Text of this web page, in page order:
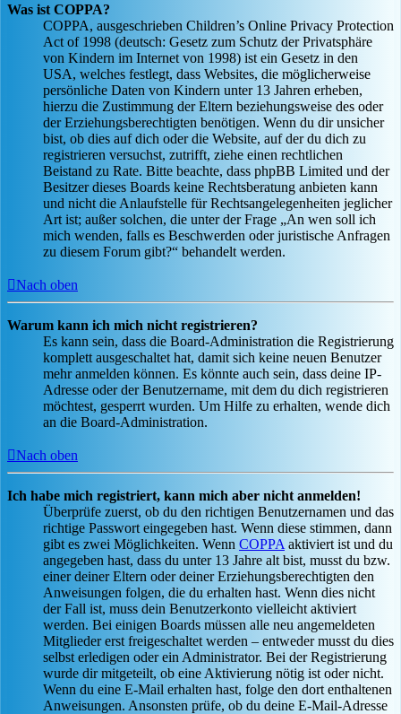
Was ist COPPA?
COPPA, ausgeschrieben Children’s Online Privacy Protection
Act of 1998 (deutsch: Gesetz zum Schutz der Privatsphäre
von Kindern im Internet von 1998) ist ein Gesetz in den
USA, welches festlegt, dass Websites, die möglicherweise
persönliche Daten von Kindern unter 13 Jahren erheben,
hierzu die Zustimmung der Eltern beziehungsweise des oder
der Erziehungsberechtigten benötigen. Wenn du dir unsicher
bist, ob dies auf dich oder die Website, auf der du dich zu
registrieren versuchst, zutrifft, ziehe einen rechtlichen
Beistand zu Rate. Bitte beachte, dass phpBB Limited und der
Besitzer dieses Boards keine Rechtsberatung anbieten kann
und nicht die Anlaufstelle für Rechtsangelegenheiten jeglicher
Art ist; außer solchen, die unter der Frage „An wen soll ich
mich wenden, falls es Beschwerden oder juristische Anfragen
zu diesem Forum gibt?“ behandelt werden.
Nach oben
Warum kann ich mich nicht registrieren?
Es kann sein, dass die Board-Administration die Registrierung
komplett ausgeschaltet hat, damit sich keine neuen Benutzer
mehr anmelden können. Es könnte auch sein, dass deine IP-
Adresse oder der Benutzername, mit dem du dich registrieren
möchtest, gesperrt wurden. Um Hilfe zu erhalten, wende dich
an die Board-Administration.
Nach oben
Ich habe mich registriert, kann mich aber nicht anmelden!
Überprüfe zuerst, ob du den richtigen Benutzernamen und das
richtige Passwort eingegeben hast. Wenn diese stimmen, dann
gibt es zwei Möglichkeiten. Wenn COPPA aktiviert ist und du
angegeben hast, dass du unter 13 Jahre alt bist, musst du bzw.
einer deiner Eltern oder deiner Erziehungsberechtigten den
Anweisungen folgen, die du erhalten hast. Wenn dies nicht
der Fall ist, muss dein Benutzerkonto vielleicht aktiviert
werden. Bei einigen Boards müssen alle neu angemeldeten
Mitglieder erst freigeschaltet werden – entweder musst du dies
selbst erledigen oder ein Administrator. Bei der Registrierung
wurde dir mitgeteilt, ob eine Aktivierung nötig ist oder nicht.
Wenn du eine E-Mail erhalten hast, folge den dort enthaltenen
Anweisungen. Ansonsten prüfe, ob du deine E-Mail-Adresse